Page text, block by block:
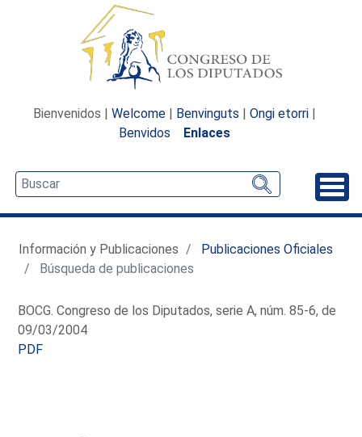
Bienvenidos | Welcome | Benvinguts | Ongi etorri |
Benvidos
Enlaces
Información y Publicaciones
Publicaciones Oficiales
Búsqueda de publicaciones
BOCG. Congreso de los Diputados, serie A, núm. 85-6, de
09/03/2004
PDF